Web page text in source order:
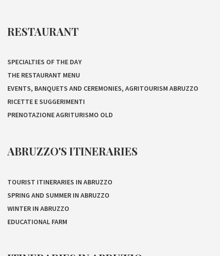
RESTAURANT
SPECIALTIES OF THE DAY
THE RESTAURANT MENU
EVENTS, BANQUETS AND CEREMONIES, AGRITOURISM ABRUZZO
RICETTE E SUGGERIMENTI
PRENOTAZIONE AGRITURISMO OLD
ABRUZZO'S ITINERARIES
TOURIST ITINERARIES IN ABRUZZO
SPRING AND SUMMER IN ABRUZZO
WINTER IN ABRUZZO
EDUCATIONAL FARM